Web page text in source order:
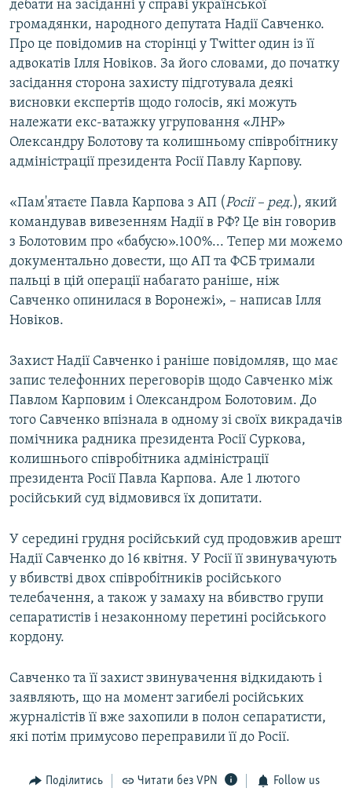
дебати на засіданні у справі української
громадянки, народного депутата Надії Савченко.
Про це повідомив на сторінці у Twitter один із її
адвокатів Ілля Новіков. За його словами, до початку
засідання сторона захисту підготувала деякі
висновки експертів щодо голосів, які можуть
належати екс-ватажку угруповання «ЛНР»
Олександру Болотову та колишньому співробітнику
адміністрації президента Росії Павлу Карпову.
«Пам'ятаєте Павла Карпова з АП (Росії – ред.), який
командував вивезенням Надії в РФ? Це він говорив
з Болотовим про «бабусю».100%... Тепер ми можемо
документально довести, що АП та ФСБ тримали
пальці в цій операції набагато раніше, ніж
Савченко опинилася в Воронежі», – написав Ілля
Новіков.
Захист Надії Савченко і раніше повідомляв, що має
запис телефонних переговорів щодо Савченко між
Павлом Карповим і Олександром Болотовим. До
того Савченко впізнала в одному зі своїх викрадачів
помічника радника президента Росії Суркова,
колишнього співробітника адміністрації
президента Росії Павла Карпова. Але 1 лютого
російський суд відмовився їх допитати.
У середині грудня російський суд продовжив арешт
Надії Савченко до 16 квітня. У Росії її звинувачують
у вбивстві двох співробітників російського
телебачення, а також у замаху на вбивство групи
сепаратистів і незаконному перетині російського
кордону.
Савченко та її захист звинувачення відкидають і
заявляють, що на момент загибелі російських
журналістів її вже захопили в полон сепаратисти,
які потім примусово переправили її до Росії.
Поділитись Читати без VPN Follow us